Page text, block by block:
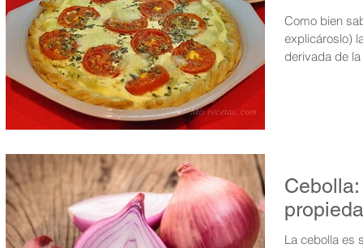
Como bien
explicároslo)
derivada de
La cebolla es